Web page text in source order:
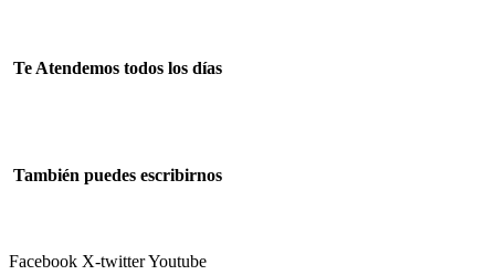
Te Atendemos todos los días
También puedes escribirnos
Facebook X-twitterYoutube